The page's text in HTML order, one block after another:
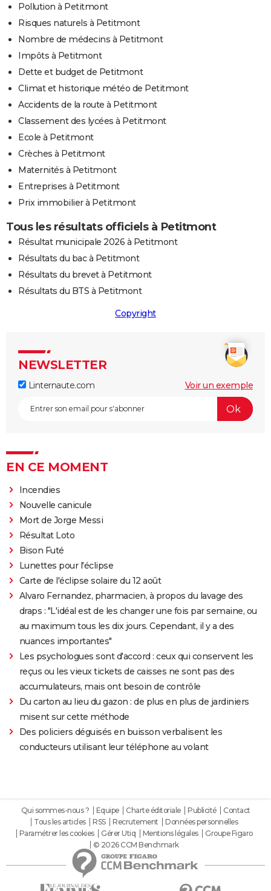
Pollution à Petitmont
Risques naturels à Petitmont
Nombre de médecins à Petitmont
Impôts à Petitmont
Dette et budget de Petitmont
Climat et historique météo de Petitmont
Accidents de la route à Petitmont
Classement des lycées à Petitmont
Ecole à Petitmont
Crèches à Petitmont
Maternités à Petitmont
Entreprises à Petitmont
Prix immobilier à Petitmont
Tous les résultats officiels à Petitmont
Résultat municipale 2026 à Petitmont
Résultats du bac à Petitmont
Résultats du brevet à Petitmont
Résultats du BTS à Petitmont
Copyright
NEWSLETTER
Linternaute.com Voir un exemple
EN CE MOMENT
Incendies
Nouvelle canicule
Mort de Jorge Messi
Résultat Loto
Bison Futé
Lunettes pour l'éclipse
Carte de l'éclipse solaire du 12 août
Alvaro Fernandez, pharmacien, à propos du lavage des
draps : "L'idéal est de les changer une fois par semaine, ou
au maximum tous les dix jours. Cependant, il y a des
nuances importantes"
Les psychologues sont d'accord : ceux qui conservent les
reçus ou les vieux tickets de caisses ne sont pas des
accumulateurs, mais ont besoin de contrôle
Du carton au lieu du gazon : de plus en plus de jardiniers
misent sur cette méthode
Des policiers déguisés en buisson verbalisent les
conducteurs utilisant leur téléphone au volant
Qui sommes-nous ? Equipe Charte éditoriale Publicité
Contact
Tous les articles
RSS Recrutement
Données personnelles
Paramétrer les cookies
Gérer Utiq Mentions légales
Groupe Figaro
© 2026 CCM Benchmark